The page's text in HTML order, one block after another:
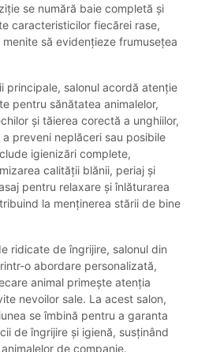
se numără baie completă și
caracteristicilor fiecărei rase,
să evidențieze frumusețea
principale, salonul acordă atenție
pentru sănătatea animalelor,
și tăierea corectă a unghiilor,
preveni neplăceri sau posibile
igienizări complete,
calității blănii, periaj și
pentru relaxare și înlăturarea
la menținerea stării de bine
ridicate de îngrijire, salonul din
o abordare personalizată,
animal primește atenția
nevoilor sale. La acest salon,
se îmbină pentru a garanta
de îngrijire și igienă, susținând
de companie.